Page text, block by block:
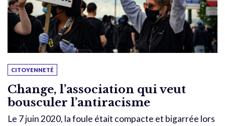
CITOYENNETÉ
Change, l’association qui veut
bousculer l’antiracisme
Le 7 juin 2020, la foule était compacte et bigarrée lors